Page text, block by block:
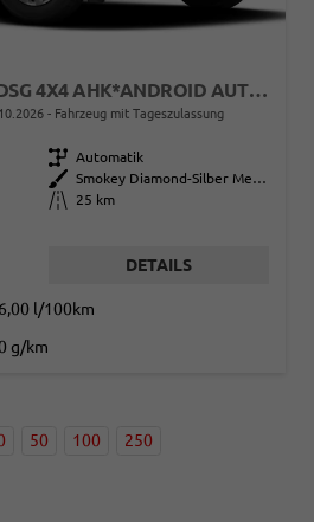
SELECTION 2.0 TDI DSG 4X4 AHK*ANDROID AUTO*ACC*SHZ*KAMERA*KEYLESS*PDC V/H*KLIMAAUTO*SUNSET*LED
Fahrzeug mit Tageszulassung
Getriebe Automatik
Außenfarbe
Smokey Diamond-Silber Metallic
Kilometerstand
25 km
DETAILS
6,00 l/100km
g/km
50 100 250